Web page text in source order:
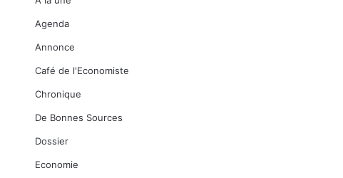
Agenda
Annonce
Café de l'Economiste
Chronique
De Bonnes Sources
Dossier
Economie